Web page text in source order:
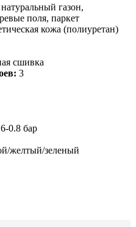
натуральный газон,
поля, паркет
кожа (полиуретан)
сшивка
3
0.8 бар
желтый/зеленый